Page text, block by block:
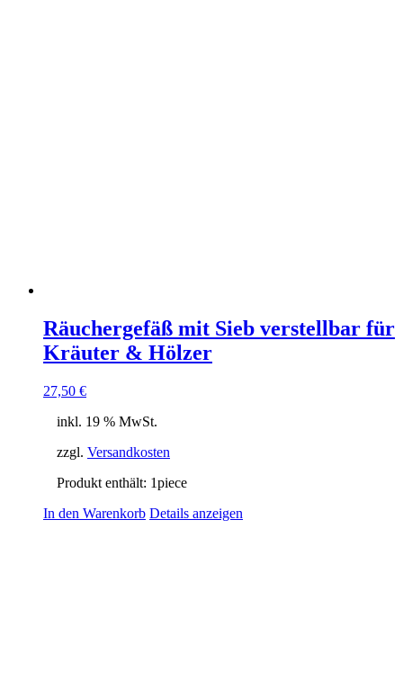
Räuchergefäß mit Sieb verstellbar für
Kräuter & Hölzer
27,50 €
inkl. 19 % MwSt.
zzgl. Versandkosten
Produkt enthält: 1piece
In den Warenkorb Details anzeigen